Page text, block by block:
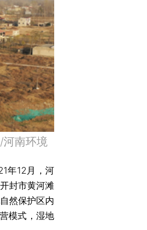
南环境
年12月，河
封市黄河滩
然保护区内
模式，湿地